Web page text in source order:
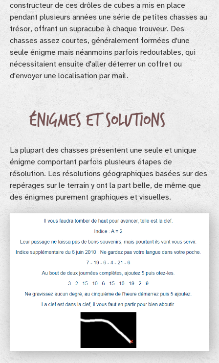
constructeur de ces drôles de cubes a mis en place
pendant plusieurs années une série de petites chasses au
trésor, offrant un supracube à chaque trouveur. Des
chasses assez courtes, généralement formées d'une
seule énigme mais néanmoins parfois redoutables, qui
nécessitaient ensuite d'aller déterrer un coffret ou
d'envoyer une localisation par mail.
Énigmes et solutions
La plupart des chasses présentent une seule et unique
énigme comportant parfois plusieurs étapes de
résolution. Les résolutions géographiques basées sur des
repérages sur le terrain y ont la part belle, de même que
des énigmes purement graphiques et visuelles.